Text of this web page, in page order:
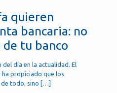
quieren
bancaria: no
de tu banco
del día en la actualidad. El
propiciado que los
de todo, sino […]